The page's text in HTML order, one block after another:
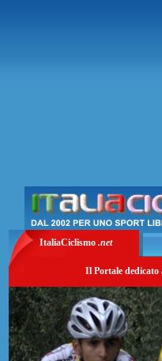
ItaliaCiclismo .net
Il Portale